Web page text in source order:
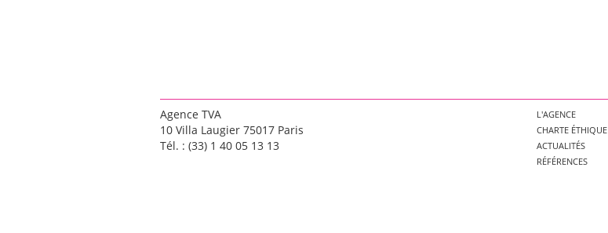
Agence TVA
10 Villa Laugier 75017 Paris
Tél. : (33) 1 40 05 13 13
L'AGENCE
CHARTE ÉTHIQUE
ACTUALITÉS
RÉFÉRENCES